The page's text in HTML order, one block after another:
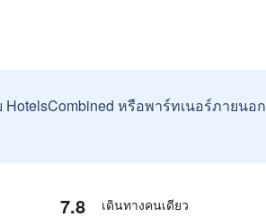
หรือพาร์ทเนอร์ภายนอก
7.8 เดินทางคนเดียว